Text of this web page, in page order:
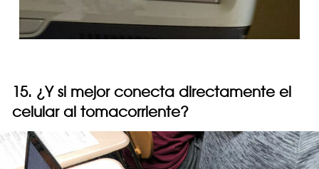
15. ¿Y si mejor conecta directamente el
celular al tomacorriente?